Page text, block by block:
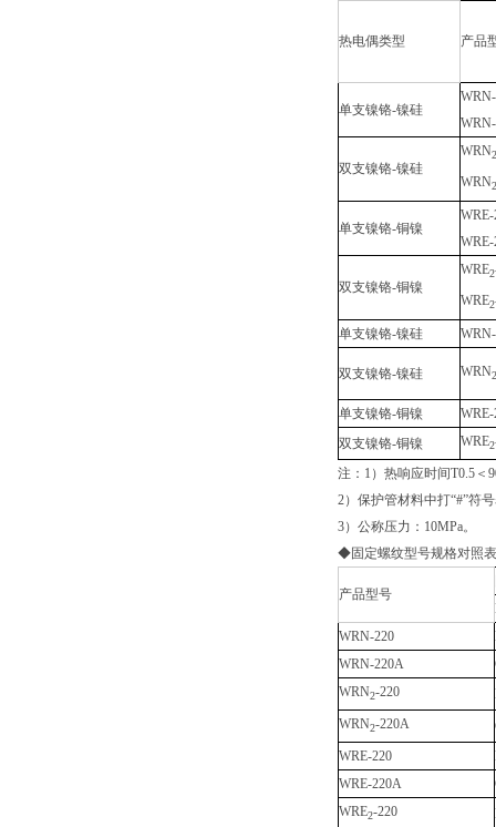
热电偶类型 产品
单支镍铬-镍硅
双支镍铬-镍硅
WRN2
WRN2
单支镍铬-铜镍
WRE-
双支镍铬-铜镍
WRE2
WRE2
单支镍铬-镍硅
双支镍铬-镍硅 WRN2
单支镍铬-铜镍
WRE-
双支镍铬-铜镍
WRE2
注：1）热响应时间T0.5＜
2）保护管材料中打“#”符
3）公称压力：10MPa。
◆固定螺纹型号规格对照表
产品型号
WRN-220
WRN-220A
WRN2-220
WRN2-220A
WRE-220
WRE-220A
WRE2-220